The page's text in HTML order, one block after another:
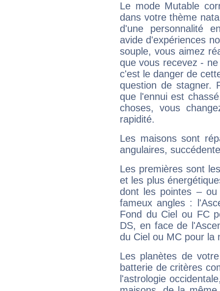
Le mode Mutable
dans votre thème
d'une personnalité
avide d'expériences
souple, vous aimez
que vous recevez -
c'est le danger de
question de stagner.
que l'ennui est
choses, vous
rapidité.
Les maisons sont
angulaires,
Les premières sont
et les plus
dont les pointes –
fameux angles :
Fond du Ciel ou FC
DS, en face de
du Ciel ou MC pour la
Les planètes de
batterie de critères
l'astrologie